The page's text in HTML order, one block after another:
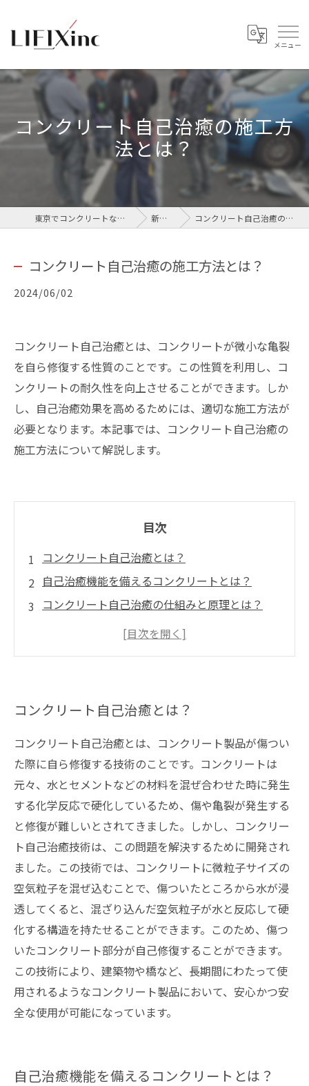
コンクリート自己治癒の施工方
法とは？
東京でコンクリートなら株式会社LIFIX 新着情報 コンクリート自己治癒の施工方法とは？
コンクリート自己治癒の施工方法とは？
2024/06/02
コンクリート自己治癒とは、コンクリートが微小な亀裂
を自ら修復する性質のことです。この性質を利用し、コ
ンクリートの耐久性を向上させることができます。しか
し、自己治癒効果を高めるためには、適切な施工方法が
必要となります。本記事では、コンクリート自己治癒の
施工方法について解説します。
目次
コンクリート自己治癒とは？
自己治癒機能を備えるコンクリートとは？
コンクリート自己治癒の仕組みと原理とは？
コンクリート自己治癒を実現する施工方法と
コンクリート自己治癒とは？
コンクリート自己治癒とは、コンクリート製品が傷つい
た際に自ら修復する技術のことです。コンクリートは
元々、水とセメントなどの材料を混ぜ合わせた時に発生
する化学反応で硬化しているため、傷や亀裂が発生する
と修復が難しいとされてきました。しかし、コンクリー
ト自己治癒技術は、この問題を解決するために開発され
ました。この技術では、コンクリートに微粒子サイズの
空気粒子を混ぜ込むことで、傷ついたところから水が浸
透してくると、混ざり込んだ空気粒子が水と反応して硬
化する構造を持たせることができます。このため、傷つ
いたコンクリート部分が自己修復することができます。
この技術により、建築物や橋など、長期間にわたって使
用されるようなコンクリート製品において、安心かつ安
全な使用が可能になっています。
自己治癒機能を備えるコンクリートとは？